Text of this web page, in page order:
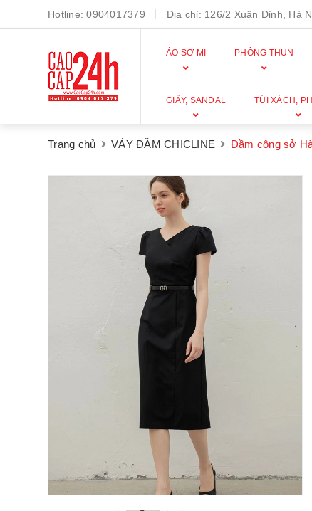
Hotline:0904017379 Địa chỉ: 126/2 Xuân Đỉnh, Hà
ÁO SƠ MI PHÔNG THUN
GIẦY, SANDAL TÚI XÁCH,
Trang chủ VÁY ĐẦM CHICLINE Đầm công sở